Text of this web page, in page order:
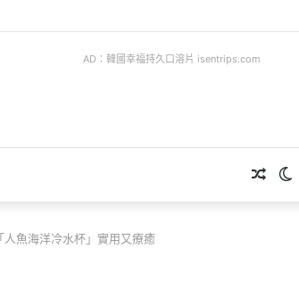
AD：韓國幸福持久口溶片 isentrips.com
魚海洋冷水杯」實用又療癒